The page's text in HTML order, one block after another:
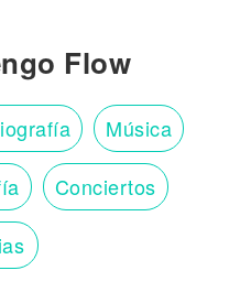
Flow
Música
Conciertos